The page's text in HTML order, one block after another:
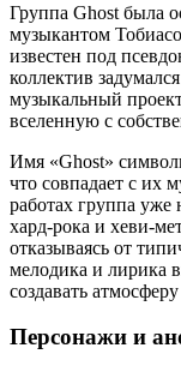
Группа Ghost была
музыкантом
известен под
коллектив
музыкальный
вселенную с
Имя «Ghost»
что совпадает с их
работах группа уже
хард-рока и хеви-
отказываясь от
мелодика и лирика
создавать
Персонажи и